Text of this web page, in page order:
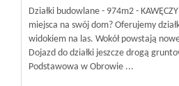
Działki budowlane - 974m2 -
miejsca na swój dom? Oferujemy
widokiem na las. Wokół powstają
Dojazd do działki jeszcze drogą
Podstawowa w Obrowie ...